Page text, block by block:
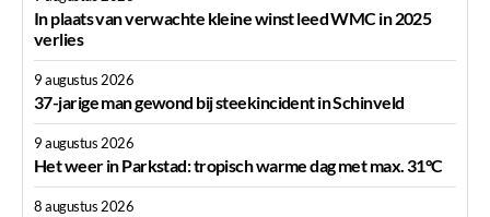
In plaats van verwachte kleine winst leed WMC in 2025
verlies
9 augustus 2026
37-jarige man gewond bij steekincident in Schinveld
9 augustus 2026
Het weer in Parkstad: tropisch warme dag met max. 31°C
8 augustus 2026